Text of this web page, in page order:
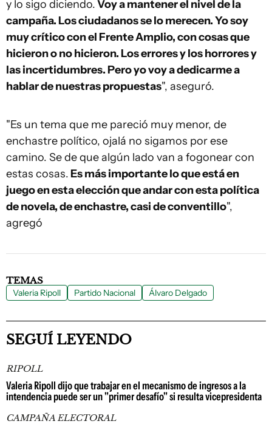
y lo sigo diciendo.Voy a mantener el nivel de la
campaña. Los ciudadanos se lo merecen. Yo soy
muy crítico con el Frente Amplio, con cosas que
hicieron o no hicieron. Los errores y los horrores y
las incertidumbres. Pero yo voy a dedicarme a
hablar de nuestras propuestas", aseguró.
"Es un tema que me pareció muy menor, de
enchastre político, ojalá no sigamos por ese
camino. Se de que algún lado van a fogonear con
estas cosas. Es más importante lo que está en
juego en esta elección que andar con esta política
de novela, de enchastre, casi de conventillo",
agregó
TEMAS
Valeria Ripoll Partido Nacional Álvaro Delgado
SEGUÍ LEYENDO
RIPOLL
Valeria Ripoll dijo que trabajar en el mecanismo de ingresos a la
intendencia puede ser un "primer desafío" si resulta vicepresidenta
CAMPAÑA ELECTORAL